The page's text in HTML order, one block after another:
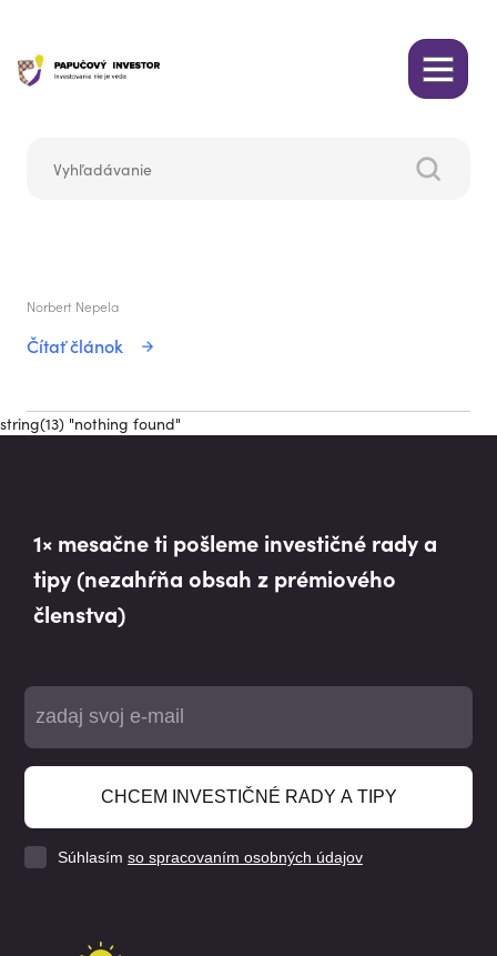
Norbert Nepela
Čítať článok
string(13) "nothing found"
1× mesačne ti pošleme investičné rady a
tipy (nezahŕňa obsah z prémiového
členstva)
CHCEM INVESTIČNÉ RADY A TIPY
Súhlasím so spracovaním osobných údajov